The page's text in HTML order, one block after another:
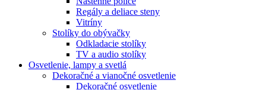
Regály a deliace steny
Vitríny
Stolíky do obývačky
Odkladacie stolíky
TV a audio stolíky
Osvetlenie, lampy a svetlá
Dekoračné a vianočné osvetlenie
Dekoračné osvetlenie